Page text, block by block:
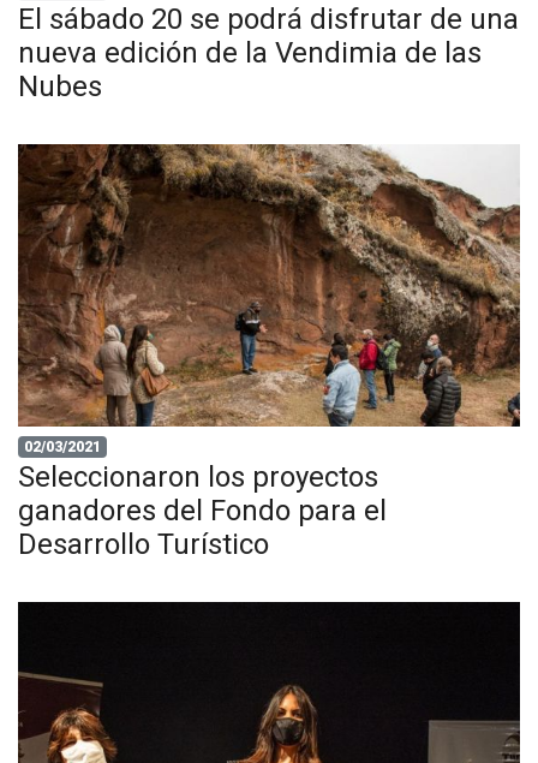
El sábado 20 se podrá disfrutar de una
nueva edición de la Vendimia de las
Nubes
02/03/2021
Seleccionaron los proyectos
ganadores del Fondo para el
Desarrollo Turístico